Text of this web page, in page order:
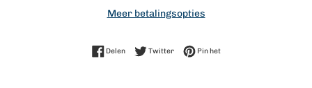
Meer betalingsopties
DelenDelen op Facebook
TwitterTwitteren op Twitter
Pin hetPinnen op Pinterest